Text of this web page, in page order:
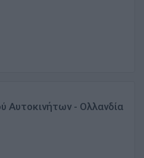
Αυτοκινήτων - Ολλανδία